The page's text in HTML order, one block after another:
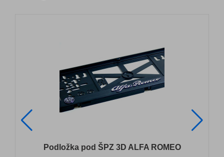
Podložka pod ŠPZ 3D ALFA ROMEO